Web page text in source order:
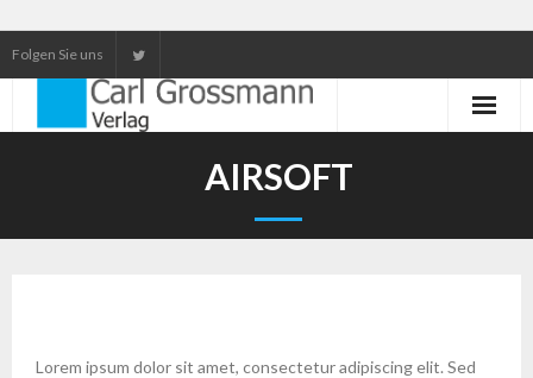
Folgen Sie uns
AIRSOFT
Lorem ipsum dolor sit amet, consectetur adipiscing elit. Sed